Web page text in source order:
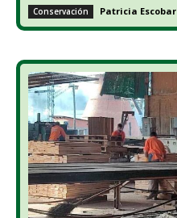
Conservación Patricia Escobar